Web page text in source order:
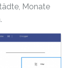
Monate